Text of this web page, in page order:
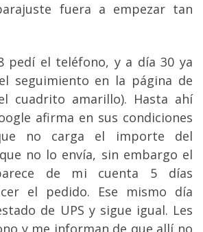
fuera a empezar tan
pedí el teléfono, y a día 30 ya
seguimiento en la página de
cuadrito amarillo). Hasta ahí
afirma en sus condiciones
no carga el importe del
no lo envía, sin embargo el
de mi cuenta 5 días
el pedido. Ese mismo día
de UPS y sigue igual. Les
y me informan de que allí no